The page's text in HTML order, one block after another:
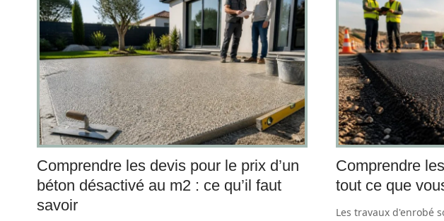
Comprendre les devis pour le prix d’un
béton désactivé au m2 : ce qu’il faut
savoir
Comprendre
tout ce que
Les travaux d'enrobé